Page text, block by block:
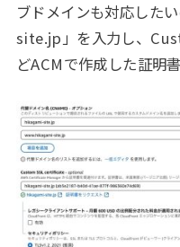
ブドメインも対応した
site.jp」を入力し、
どACMで作成した証明